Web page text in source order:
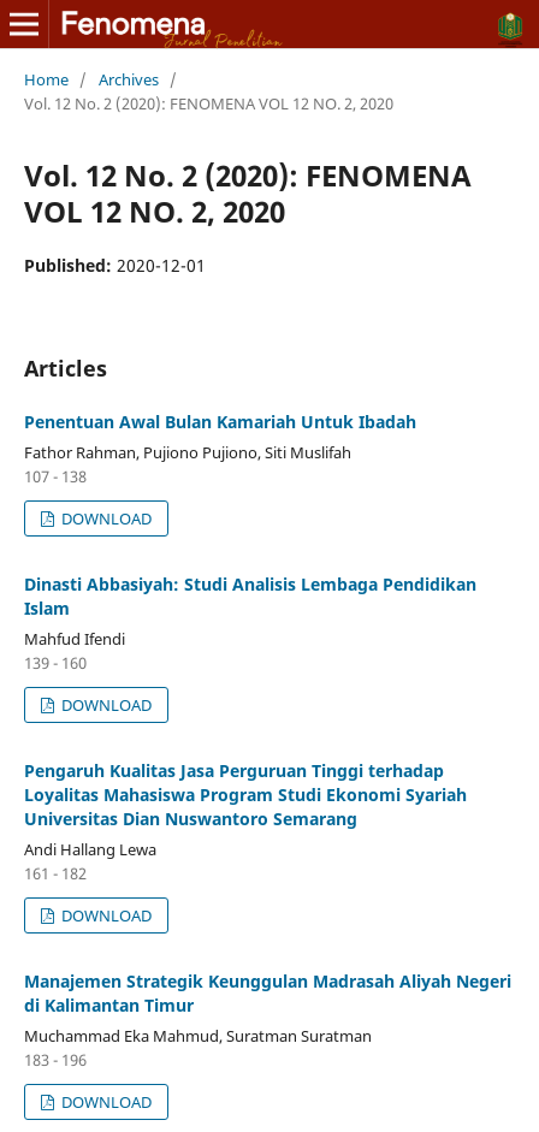
Home / Archives /
Vol. 12 No. 2 (2020): FENOMENA VOL 12 NO. 2, 2020
Vol. 12 No. 2 (2020): FENOMENA
VOL 12 NO. 2, 2020
Published: 2020-12-01
Articles
Penentuan Awal Bulan Kamariah Untuk Ibadah
Fathor Rahman, Pujiono Pujiono, Siti Muslifah
107 - 138
DOWNLOAD
Dinasti Abbasiyah: Studi Analisis Lembaga Pendidikan
Islam
Mahfud Ifendi
139 - 160
DOWNLOAD
Pengaruh Kualitas Jasa Perguruan Tinggi terhadap
Loyalitas Mahasiswa Program Studi Ekonomi Syariah
Universitas Dian Nuswantoro Semarang
Andi Hallang Lewa
161 - 182
DOWNLOAD
Manajemen Strategik Keunggulan Madrasah Aliyah Negeri
di Kalimantan Timur
Muchammad Eka Mahmud, Suratman Suratman
183 - 196
DOWNLOAD